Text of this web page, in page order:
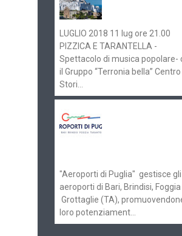
LUGLIO 2018 11 lug ore 21.00
PIZZICA E TARANTELLA -
Spettacolo di musica popolare-
il Gruppo “Terronia bella” Centro
Stori...
"Aeroporti di Puglia" gestisce gli
aeroporti di Bari, Brindisi,
Grottaglie (TA),
loro potenziament...